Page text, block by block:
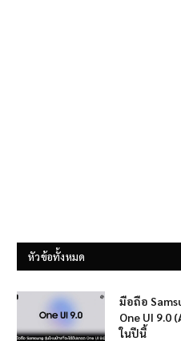
หัวข้อทั้งหมด
มือถือ
One UI 9.0
ในปีนี้